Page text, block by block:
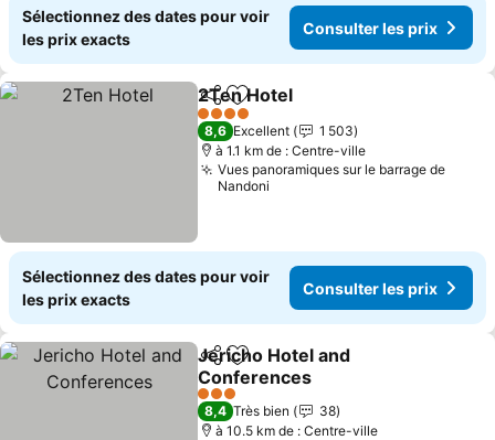
Sélectionnez des dates pour voir
les prix exacts
Consulter les prix
PartagerAjouter à mes favoris
2Ten Hotel
4 Étoiles
8,6 Excellent
1 503
à 1.1 km de : Centre-ville
Vues panoramiques sur le barrage de
Nandoni
Sélectionnez des dates pour voir
les prix exacts
Consulter les prix
PartagerAjouter à mes favoris
Jericho Hotel and
Conferences
Consulter les prix
3 Étoiles
8,4 Très bien
38
à 10.5 km de : Centre-ville